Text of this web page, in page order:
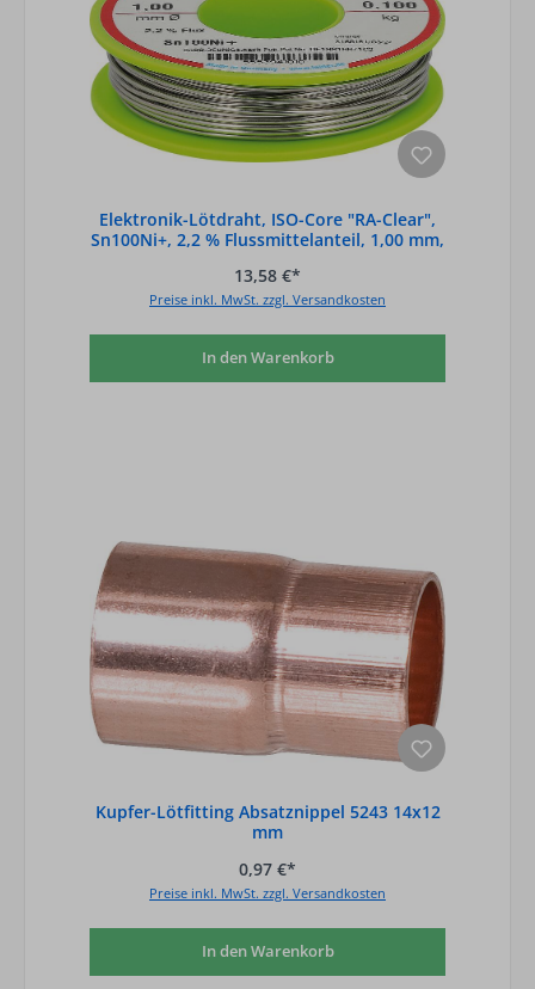
Elektronik-Lötdraht, ISO-Core "RA-Clear",
Sn100Ni+, 2,2 % Flussmittelanteil, 1,00 mm,
13,58 €*
Preise inkl. MwSt. zzgl. Versandkosten
In den Warenkorb
Kupfer-Lötfitting Absatznippel 5243 14x12
mm
0,97 €*
Preise inkl. MwSt. zzgl. Versandkosten
In den Warenkorb